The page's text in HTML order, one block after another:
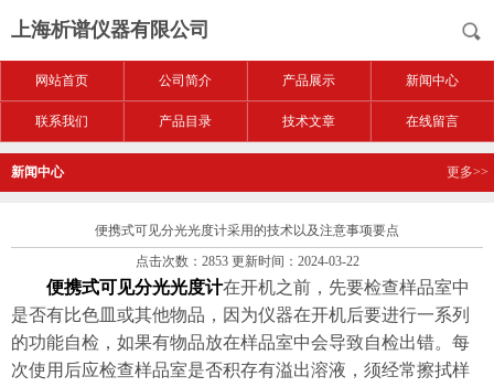
上海析谱仪器有限公司
网站首页 公司简介 产品展示 新闻中心
联系我们 产品目录 技术文章 在线留言
新闻中心 更多>>
便携式可见分光光度计采用的技术以及注意事项要点
点击次数：2853 更新时间：2024-03-22
便携式可见分光光度计在开机之前，先要检查样品室中
是否有比色皿或其他物品，因为仪器在开机后要进行一系列
的功能自检，如果有物品放在样品室中会导致自检出错。每
次使用后应检查样品室是否积存有溢出溶液，须经常擦拭样